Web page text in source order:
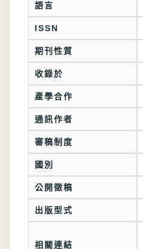
語言
ISSN
期刊性質
收錄於
產學合作
通訊作者
審稿制度
國別
公開徵稿
出版型式
相關連結